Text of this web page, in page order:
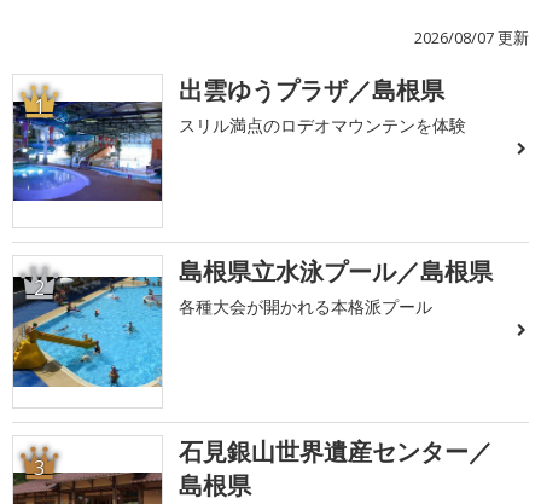
2026/08/07 更新
1 出雲ゆうプラザ／島根県
スリル満点のロデオマウンテンを体験
2 島根県立水泳プール／島根県
各種大会が開かれる本格派プール
3
石見銀山世界遺産センター／
島根県